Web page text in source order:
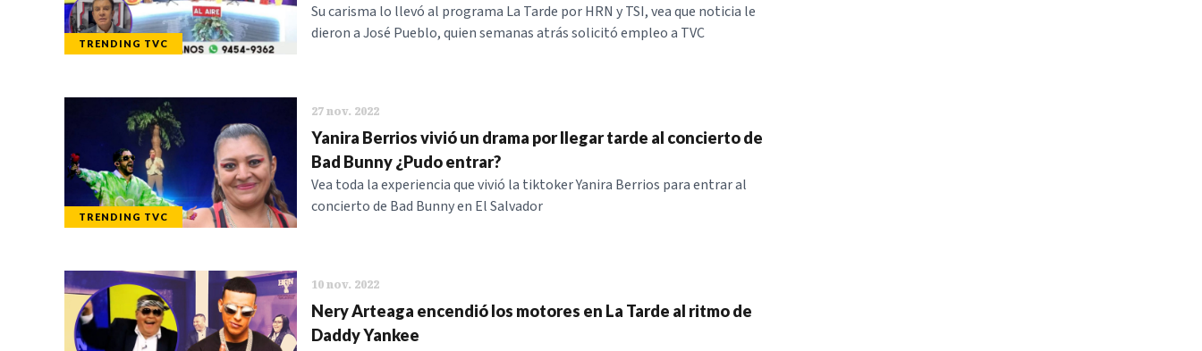
TRENDING TVC
Su carisma lo llevó al programa La Tarde por HRN y TSI, vea que noticia le
dieron a José Pueblo, quien semanas atrás solicitó empleo a TVC
TRENDING TVC
27 nov. 2022
Yanira Berrios vivió un drama por llegar tarde al concierto de
Bad Bunny ¿Pudo entrar?
Vea toda la experiencia que vivió la tiktoker Yanira Berrios para entrar al
concierto de Bad Bunny en El Salvador
10 nov. 2022
Nery Arteaga encendió los motores en La Tarde al ritmo de
Daddy Yankee